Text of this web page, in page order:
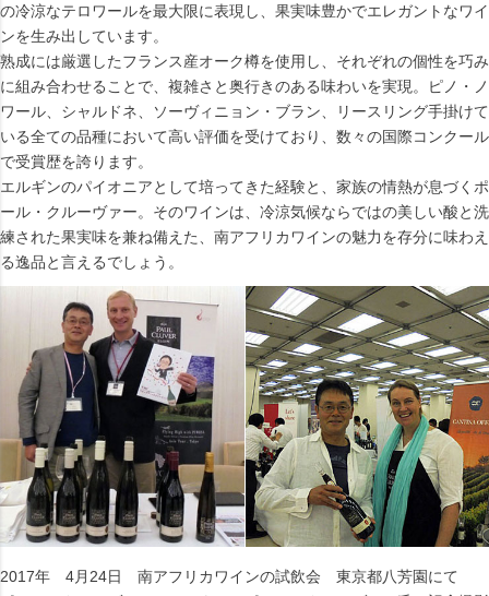
の冷涼なテロワールを最大限に表現し、果実味豊かでエレガントなワイ
ンを生み出しています。
熟成には厳選したフランス産オーク樽を使用し、それぞれの個性を巧み
に組み合わせることで、複雑さと奥行きのある味わいを実現。ピノ・ノ
ワール、シャルドネ、ソーヴィニョン・ブラン、リースリング手掛けて
いる全ての品種において高い評価を受けており、数々の国際コンクール
で受賞歴を誇ります。
エルギンのパイオニアとして培ってきた経験と、家族の情熱が息づくポ
ール・クルーヴァー。そのワインは、冷涼気候ならではの美しい酸と洗
練された果実味を兼ね備えた、南アフリカワインの魅力を存分に味わえ
る逸品と言えるでしょう。
2017年 4月24日 南アフリカワインの試飲会 東京都八芳園にて